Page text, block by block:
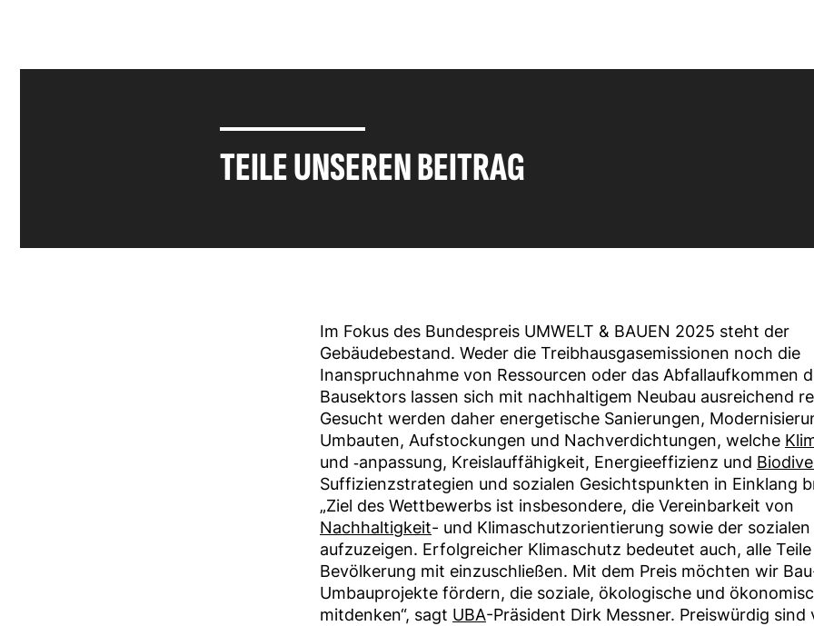
TEILE UNSEREN BEITRAG
Im Fokus des Bundespreis UMWELT & BAUEN 2025 steht der
Gebäudebestand. Weder die Treibhausgasemissionen noch die
Inanspruchnahme von Ressourcen oder das Abfallaufkommen
Bausektors lassen sich mit nachhaltigem Neubau ausreichend
Gesucht werden daher energetische Sanierungen,
Umbauten, Aufstockungen und Nachverdichtungen, welche ⁠
und ‑anpassung, Kreislauffähigkeit, Energieeffizienz und ⁠
Suffizienzstrategien und sozialen Gesichtspunkten in Einklang
„Ziel des Wettbewerbs ist insbesondere, die Vereinbarkeit von
Nachhaltigkeit⁠- und Klimaschutzorientierung sowie der
aufzuzeigen. Erfolgreicher Klimaschutz bedeutet auch, alle
Bevölkerung mit einzuschließen. Mit dem Preis möchten wir
Umbauprojekte fördern, die soziale, ökologische und
mitdenken“, sagt ⁠ UBA⁠-Präsident Dirk Messner. Preiswürdig sind